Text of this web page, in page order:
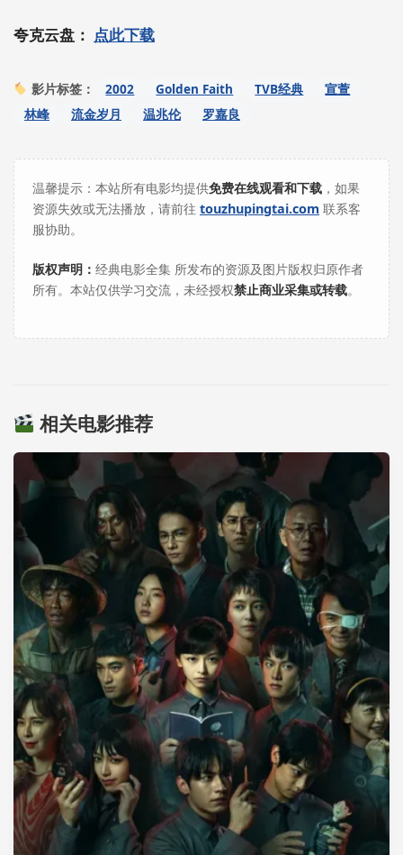
夸克云盘： 点此下载
影片标签： 2002 Golden Faith TVB经典
宣萱
林峰
流金岁月 温兆伦 罗嘉良
温馨提示：本站所有电影均提供免费在线观看和下载 ，如果
资源失效或无法播放，请前往 touzhupingtai.com 联系客
服协助。
版权声明： 经典电影全集 所发布的资源及图片版权归原作者
所有。本站仅供学习交流，未经授权禁止商业采集或转载。
相关电影推荐